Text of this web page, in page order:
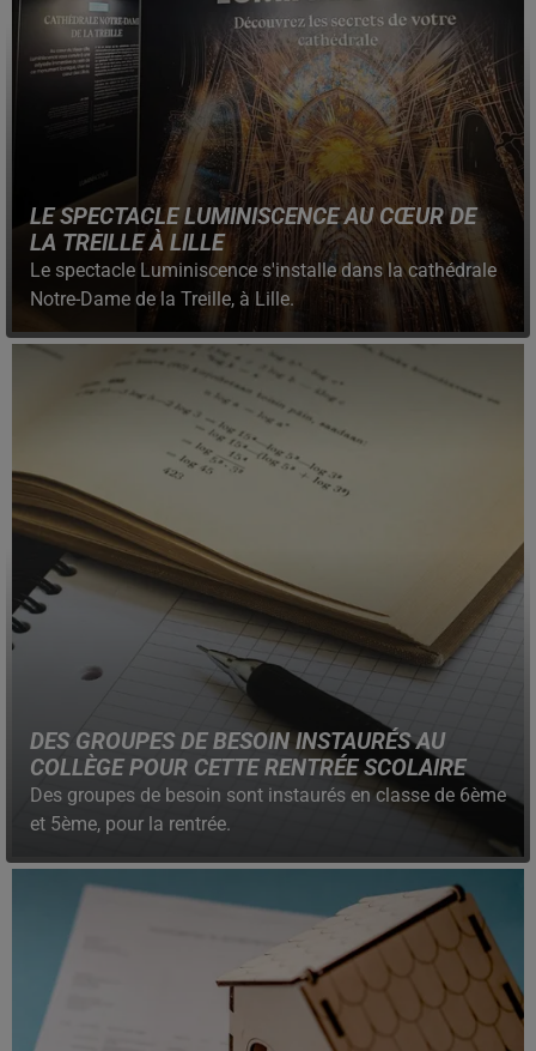
LE SPECTACLE LUMINISCENCE AU CŒUR DE
LA TREILLE À LILLE
Le spectacle Luminiscence s'installe dans la cathédrale
Notre-Dame de la Treille, à Lille.
DES GROUPES DE BESOIN INSTAURÉS AU
COLLÈGE POUR CETTE RENTRÉE SCOLAIRE
Des groupes de besoin sont instaurés en classe de 6ème
et 5ème, pour la rentrée.